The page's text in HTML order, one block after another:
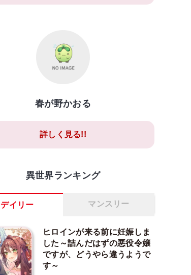
春が野かおる
詳しく見る!!
異世界ランキング
デイリー マンスリー
ヒロインが来る前に妊娠しま
した～詰んだはずの悪役令嬢
ですが、どうやら違うようで
す～